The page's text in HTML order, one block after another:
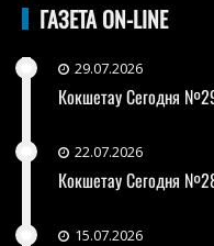
ГАЗЕТА ON-LINE
29.07.2026
Кокшетау Сегодня
22.07.2026
Кокшетау Сегодня
15.07.2026